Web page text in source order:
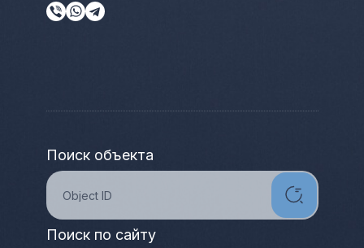
Поиск объекта
Поиск по сайту